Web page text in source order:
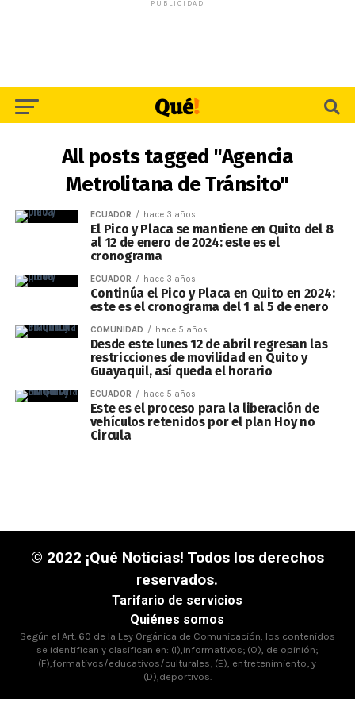
PUBLICIDAD
All posts tagged "Agencia
Metrolitana de Tránsito"
ECUADOR hace 3 años
El Pico y Placa se mantiene en Quito del 8
al 12 de enero de 2024: este es el
cronograma
ECUADOR hace 3 años
Continúa el Pico y Placa en Quito en 2024:
este es el cronograma del 1 al 5 de enero
COMUNIDAD hace 5 años
Desde este lunes 12 de abril regresan las
restricciones de movilidad en Quito y
Guayaquil, así queda el horario
ECUADOR hace 5 años
Este es el proceso para la liberación de
vehículos retenidos por el plan Hoy no
Circula
© 2022 ¡Qué Noticias! Todos los derechos
reservados.
Tarifario de servicios
Quiénes somos
Según el Art. 60 de la Ley Orgánica de Comunicación, los contenidos
se identifican y clasifican en: (I),informativos; (O), de opinión;
(F),formativos/educativos/culturales; (E), entretenimiento; y
(D),deportivos.